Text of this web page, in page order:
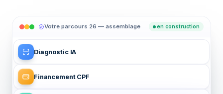
Votre parcours 26 — assemblage en construction
Diagnostic IA
Financement CPF